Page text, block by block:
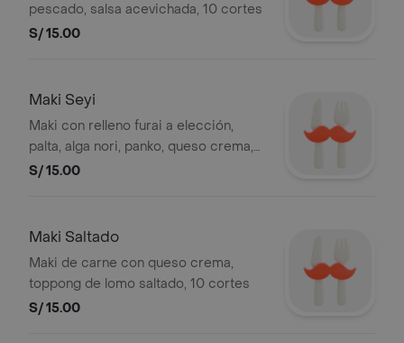
pescado, salsa acevichada, 10 cortes
S/ 15.00
Maki Seyi
Maki con relleno furai a elección,
palta, alga nori, panko, queso crema,
trucha ahumada, salsa tare y
S/ 15.00
Maki Saltado
Maki de carne con queso crema,
toppong de lomo saltado, 10 cortes
S/ 15.00